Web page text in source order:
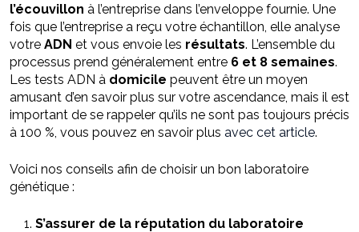
l’écouvillon à l’entreprise dans l’enveloppe fournie. Une
fois que l’entreprise a reçu votre échantillon, elle analyse
votre ADN et vous envoie les résultats. L’ensemble du
processus prend généralement entre 6 et 8 semaines.
Les tests ADN à domicile peuvent être un moyen
amusant d’en savoir plus sur votre ascendance, mais il est
important de se rappeler qu’ils ne sont pas toujours précis
à 100 %, vous pouvez en savoir plus avec cet article.
Voici nos conseils afin de choisir un bon laboratoire
génétique :
S’assurer de la réputation du laboratoire